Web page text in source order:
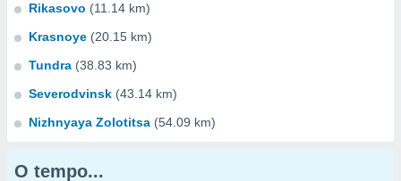
Rikasovo (11.14 km)
Krasnoye (20.15 km)
Tundra (38.83 km)
Severodvinsk (43.14 km)
Nizhnyaya Zolotitsa (54.09 km)
O tempo...